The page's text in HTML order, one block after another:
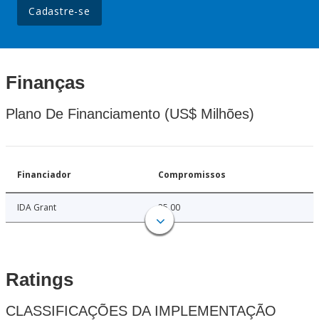
Cadastre-se
Finanças
Plano De Financiamento (US$ Milhões)
Financiador Compromissos
IDA Grant 25.00
Ratings
CLASSIFICAÇÕES DA IMPLEMENTAÇÃO